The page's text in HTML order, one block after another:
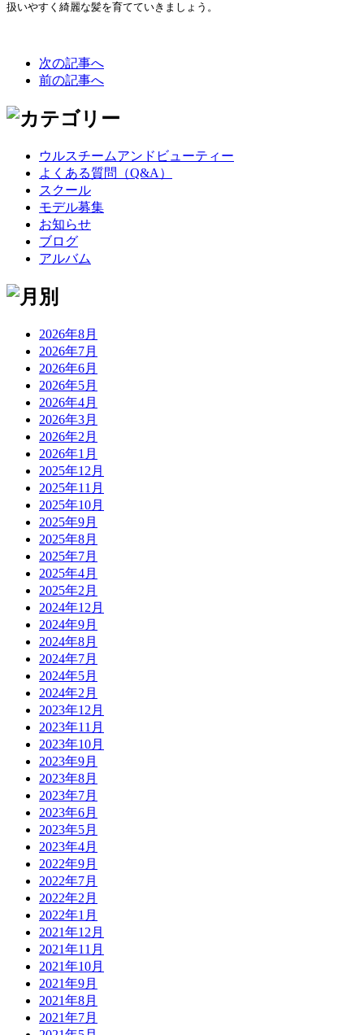
扱いやすく綺麗な髪を育てていきましょう。
次の記事へ
前の記事へ
ウルスチームアンドビューティー
よくある質問（Q&A）
スクール
モデル募集
お知らせ
ブログ
アルバム
2026年8月
2026年7月
2026年6月
2026年5月
2026年4月
2026年3月
2026年2月
2026年1月
2025年12月
2025年11月
2025年10月
2025年9月
2025年8月
2025年7月
2025年4月
2025年2月
2024年12月
2024年9月
2024年8月
2024年7月
2024年5月
2024年2月
2023年12月
2023年11月
2023年10月
2023年9月
2023年8月
2023年7月
2023年6月
2023年5月
2023年4月
2022年9月
2022年7月
2022年2月
2022年1月
2021年12月
2021年11月
2021年10月
2021年9月
2021年8月
2021年7月